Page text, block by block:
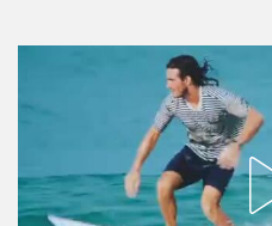
פיננסי וכלכלה
בין הסדינים
חיות מחמד